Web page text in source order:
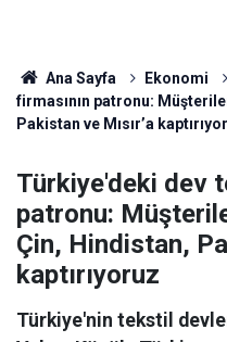
Ana Sayfa Ekonomi
firmasının patronu:
Pakistan ve Mısır’a
Türkiye'deki dev
patronu:
Çin, Hindistan,
kaptırıyoruz
Türkiye'nin tekstil